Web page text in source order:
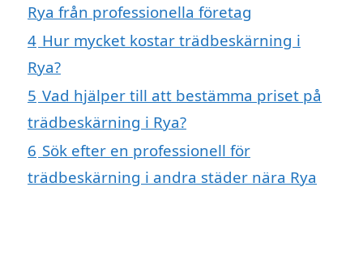
Rya från professionella företag
4 Hur mycket kostar trädbeskärning i
Rya?
5 Vad hjälper till att bestämma priset på
trädbeskärning i Rya?
6 Sök efter en professionell för
trädbeskärning i andra städer nära Rya